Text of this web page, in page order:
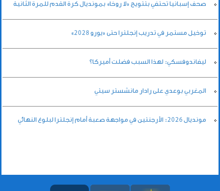
صحف إسبانيا تحتفي بتتويج «لا روخا» بمونديال كرة القدم للمرة الثانية
توخيل مستمر في تدريب إنجلترا حتى «يورو 2028»
ليفاندوفسكي: لهذا السبب فضلت أميركا؟
المغربي بوعدي على رادار مانشستر سيتي
مونديال 2026: الأرجنتين في مواجهة صعبة أمام إنجلترا لبلوغ النهائي